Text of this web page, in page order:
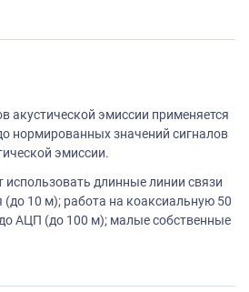
акустической эмиссии применяется
нормированных значений сигналов
эмиссии.
использовать длинные линии связи
(до 10 м); работа на коаксиальную 50
АЦП (до 100 м); малые собственные